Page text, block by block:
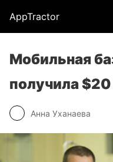
AppTractor
Мобильная
получила
Анна Уханаева